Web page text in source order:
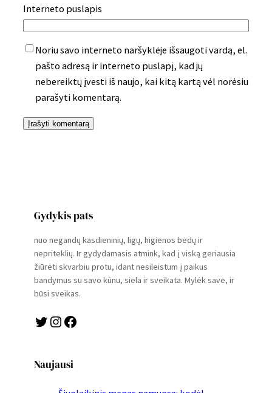
Interneto puslapis
Noriu savo interneto naršyklėje išsaugoti vardą, el.
pašto adresą ir interneto puslapį, kad jų
nebereiktų įvesti iš naujo, kai kitą kartą vėl norėsiu
parašyti komentarą.
Gydykis pats
nuo negandų kasdieninių, ligų, higienos bėdų ir
nepriteklių. Ir gydydamasis atmink, kad į viską geriausia
žiūrėti skvarbiu protu, idant nesileistum į paikus
bandymus su savo kūnu, siela ir sveikata. Mylėk save, ir
būsi sveikas.
Twitter Instagram Facebook
Naujausi